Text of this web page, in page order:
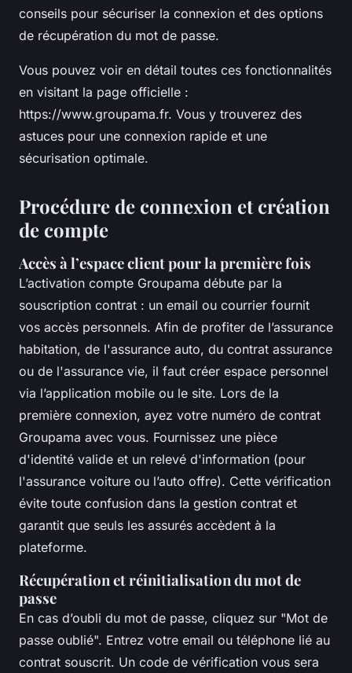
conseils pour sécuriser la connexion et des options
de récupération du mot de passe.
Vous pouvez voir en détail toutes ces fonctionnalités
en visitant la page officielle :
https://www.groupama.fr. Vous y trouverez des
astuces pour une connexion rapide et une
sécurisation optimale.
Procédure de connexion et création
de compte
Accès à l’espace client pour la première fois
L’activation compte Groupama débute par la
souscription contrat : un email ou courrier fournit
vos accès personnels. Afin de profiter de l’assurance
habitation, de l'assurance auto, du contrat assurance
ou de l'assurance vie, il faut créer espace personnel
via l’application mobile ou le site. Lors de la
première connexion, ayez votre numéro de contrat
Groupama avec vous. Fournissez une pièce
d'identité valide et un relevé d'information (pour
l'assurance voiture ou l’auto offre). Cette vérification
évite toute confusion dans la gestion contrat et
garantit que seuls les assurés accèdent à la
plateforme.
Récupération et réinitialisation du mot de
passe
En cas d’oubli du mot de passe, cliquez sur "Mot de
passe oublié". Entrez votre email ou téléphone lié au
contrat souscrit. Un code de vérification vous sera